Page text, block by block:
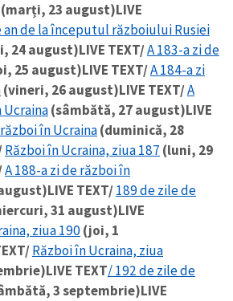
(marți, 23 august)LIVE
de la începutul războiului Rusiei
24 august)LIVE TEXT/A 183-a zi de
25 august)LIVE TEXT/A 184-a zi
(vineri, 26 august)LIVE TEXT/A
Ucraina(sâmbătă, 27 august)LIVE
în Ucraina(duminică, 28
Război în Ucraina, ziua 187 (luni, 29
A 188-a zi de război în
LIVE TEXT/189 de zile de
31 august)LIVE
ziua 190(joi, 1
Război în Ucraina, ziua
LIVE TEXT/ 192 de zile de
3 septembrie)LIVE